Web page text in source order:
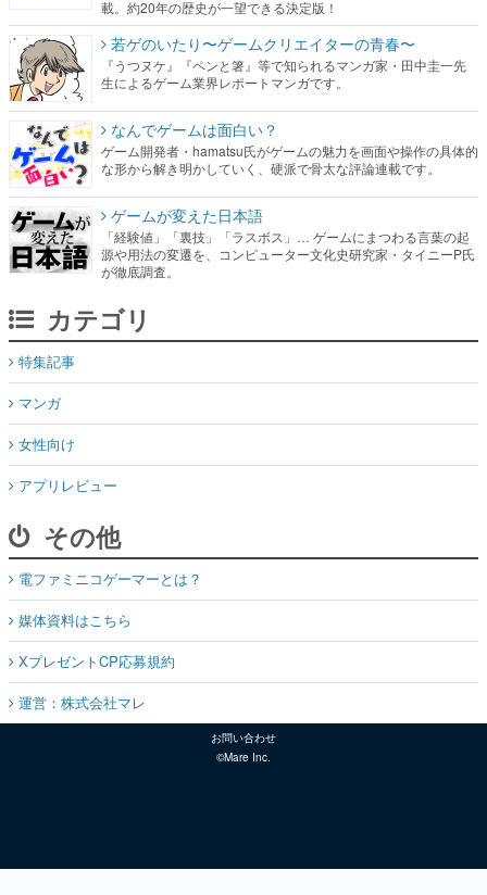
載。約20年の歴史が一望できる決定版！
若ゲのいたり〜ゲームクリエイターの青春〜
『うつヌケ』『ペンと箸』等で知られるマンガ家・田中圭一先
生によるゲーム業界レポートマンガです。
なんでゲームは面白い？
ゲーム開発者・hamatsu氏がゲームの魅力を画面や操作の具体的
な形から解き明かしていく、硬派で骨太な評論連載です。
ゲームが変えた日本語
「経験値」「裏技」「ラスボス」… ゲームにまつわる言葉の起
源や用法の変遷を、コンピューター文化史研究家・タイニーP氏
が徹底調査。
カテゴリ
特集記事
マンガ
女性向け
アプリレビュー
その他
電ファミニコゲーマーとは？
媒体資料はこちら
XプレゼントCP応募規約
運営：株式会社マレ
お問い合わせ
©Mare Inc.